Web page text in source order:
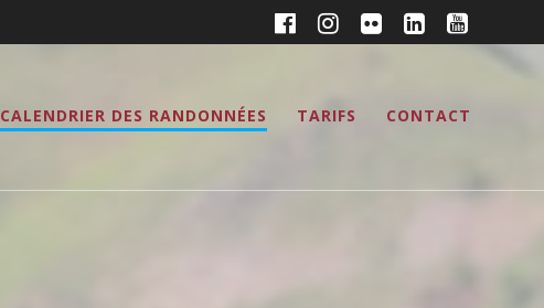
CALENDRIER DES RANDONNÉES TARIFS CONTACT